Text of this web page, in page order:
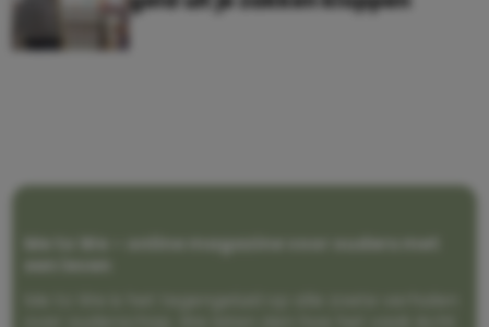
Me to We – online magazine voor ouders met